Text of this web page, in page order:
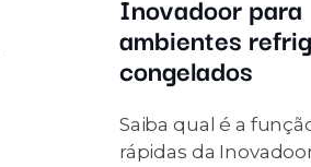
ambientes
congelados
Saiba qual é a
rápidas da